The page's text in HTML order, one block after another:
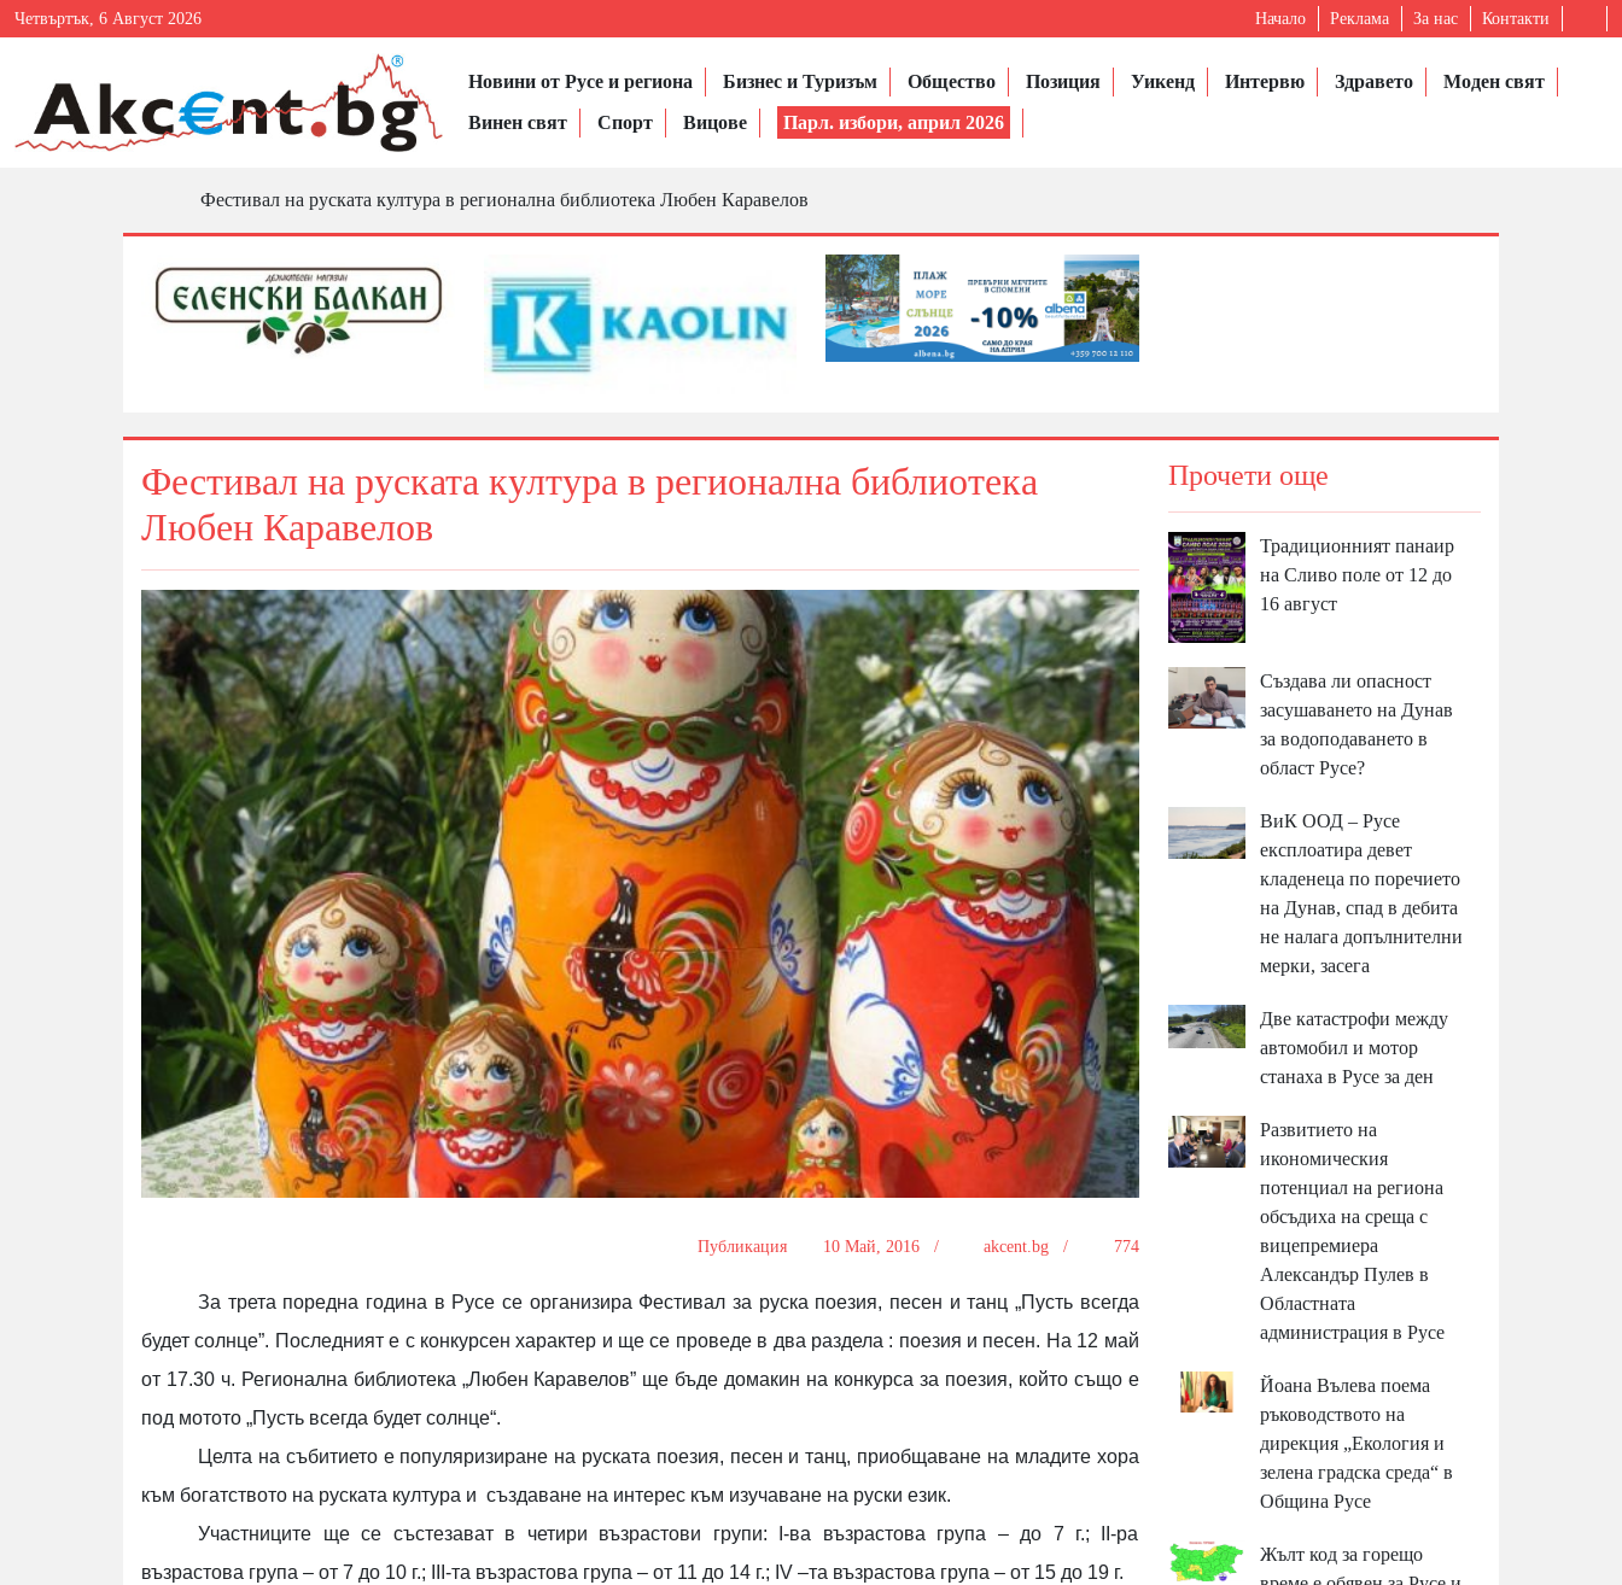
Четвъртък, 6 Август 2026 Начало Реклама За нас Контакти
Новини от Русе и региона Бизнес и Туризъм Общество Позиция Уикенд Интервю Здравето
Моден свят
Винен свят
Спорт Вицове Парл. избори, април 2026
Фестивал на руската култура в регионална библиотека Любен Каравелов
Фестивал на руската култура в регионална библиотека
Любен Каравелов
Публикация 10 Май, 2016 / akcent.bg / 774
За трета поредна година в Русе се организира Фестивал за руска поезия, песен и танц „Пусть всегда
будет солнце”. Последният е с конкурсен характер и ще се проведе в два раздела : поезия и песен. На 12 май
от 17.30 ч. Регионална библиотека „Любен Каравелов” ще бъде домакин на конкурса за поезия, който също е
под мотото „Пусть всегда будет солнце“.
Целта на събитието е популяризиране на руската поезия, песен и танц, приобщаване на младите хора
към богатството на руската култура и създаване на интерес към изучаване на руски език.
Участниците ще се състезават в четири възрастови групи: I-ва възрастова група – до 7 г.; II-ра
възрастова група – от 7 до 10 г.; III-та възрастова група – от 11 до 14 г.; IV –та възрастова група – от 15 до 19 г.
Прочети още
Традиционният панаир
на Сливо поле от 12 до
16 август
Създава ли опасност
засушаването на Дунав
за водоподаването в
област Русе?
ВиК ООД – Русе
експлоатира девет
кладенеца по поречието
на Дунав, спад в дебита
не налага допълнителни
мерки, засега
Две катастрофи между
автомобил и мотор
станаха в Русе за ден
Развитието на
икономическия
потенциал на региона
обсъдиха на среща с
вицепремиера
Александър Пулев в
Областната
администрация в Русе
Йоана Вълева поема
ръководството на
дирекция „Екология и
зелена градска среда“ в
Община Русе
Жълт код за горещо